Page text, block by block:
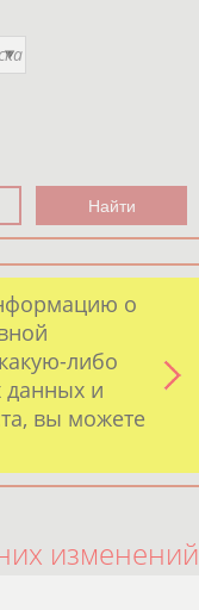
о
либо
данных и
вы можете
изменений